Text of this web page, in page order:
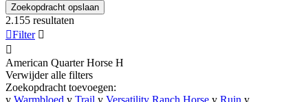
Zoekopdracht opslaan
2.155 resultaten
Filter 

American Quarter Horse H
Verwijder alle filters
Zoekopdracht toevoegen:
y Warmbloed y Trail y Versatility Ranch Horse y Ruin y